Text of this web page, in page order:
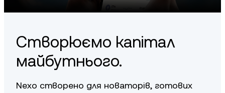
Створюємо капітал
майбутнього.
Nexo створено для новаторів, готових